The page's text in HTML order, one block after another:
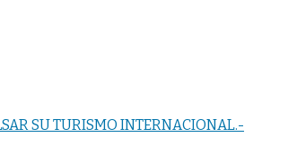
SU TURISMO INTERNACIONAL.-